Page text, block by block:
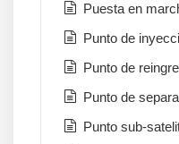
Puesta en
Punto de
Punto de
Punto de
Punto sub-